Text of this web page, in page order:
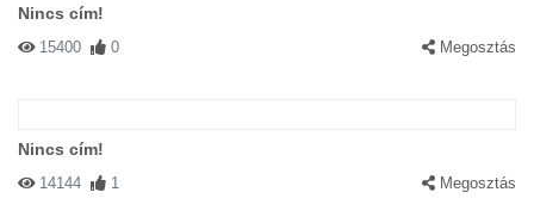
Nincs cím!
15400 0 Megosztás
Nincs cím!
14144 1 Megosztás